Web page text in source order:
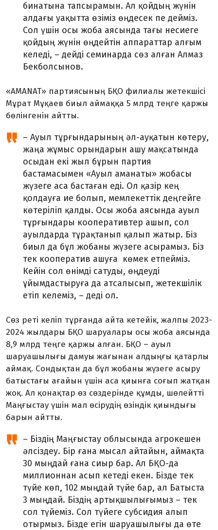
бинатына тап­сыра­мын. Ал қойдың жүнін
алдағы уақытта өзіміз өңде­сек пе дейміз.
Сол үшін осы жоба аясында тағы несиеге
қойдың жү­н­ін өңдейтін ап­па­рат­тар алғым
келеді, – дейді семинар­да сөз алған Алмаз
Бек­болсынов.
«AMANAT» партиясының БҚО филиалы жетекшісі
Мұрат Мұқаев биыл аймаққа 5 млрд теңге қаржы
бөлінгенін айтты.
– Ауыл тұрғындарының әл-ау­қатын көтеру,
жаңа жұмыс орын­дарын ашу мақсатында
осыдан екі жыл бұрын партия
бастамасымен «Ауыл аманаты» жобасы
жүзеге аса бастаған еді. Ол қазір кең
қолдауға ие болып, мемлекеттік деңгейге
көтері­ліп қалды. Осы жоба аясын­да ауыл
тұрғындары кооперативтер ашып, сол
ауылдарда тұрақтанып қалып жатыр. Біз
биыл да бұл жоба­ны жүзеге асырамыз. Біз
тек кооператив ашуға көмек етпейміз.
Кейін сол өнімді сатуды, өңдеуді
ұйымдастыруға да атсалысып, жетекшілік
етіп келеміз, – деді ол.
Сөз реті келіп тұрғанда айта ке­тейік, жалпы 2023-
2024 жыл­дары БҚО шаруалары осы жоба аясында
8,9 млрд теңге қаржы алған. БҚО – ауыл
шаруашылығы дамуы жағынан алдыңғы қатарлы
аймақ. Сондықтан да бұл жобаны жүзеге асыру
батыстағы ағайын үшін аса қиынға соғып жатқан
жоқ. Ал қонақтар өз сөздерінде құмды, шөлейтті
Маңғыстау үшін мал өсірудің өзіндік қиындығы
барын айтты.
– Біздің Маңғыстау облысында агрокешен
әлсіздеу. Бір ғана мысал айтайын, аймақта
30 мыңдай ғана сиыр бар. Ал БҚО-да
миллионнан асып кетеді екен. Бізде тек
түйе көп, 102 мыңдай түйе бар, ал Ба­тыста
3 мыңдай. Біздің артықшы­лығымыз – тек
сол түйеміз. Сол түйе­ге субсидия алып
отырмыз. Біз­де егін шаруашылығы да өте